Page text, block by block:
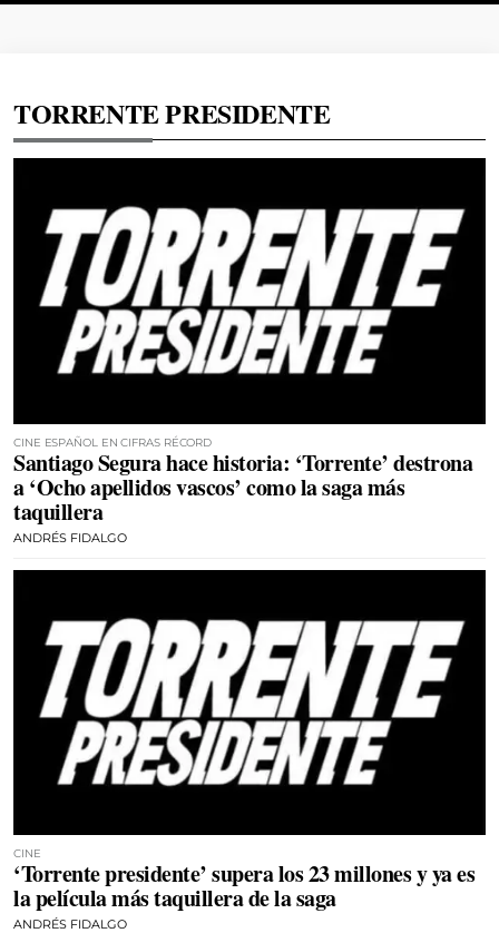
TORRENTE PRESIDENTE
CINE ESPAÑOL EN CIFRAS RÉCORD
Santiago Segura hace historia: ‘Torrente’ destrona
a ‘Ocho apellidos vascos’ como la saga más
taquillera
ANDRÉS FIDALGO
CINE
‘Torrente presidente’ supera los 23 millones y ya es
la película más taquillera de la saga
ANDRÉS FIDALGO